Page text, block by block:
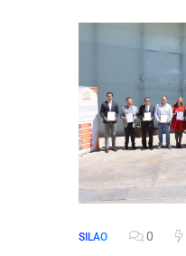
SILAO 0